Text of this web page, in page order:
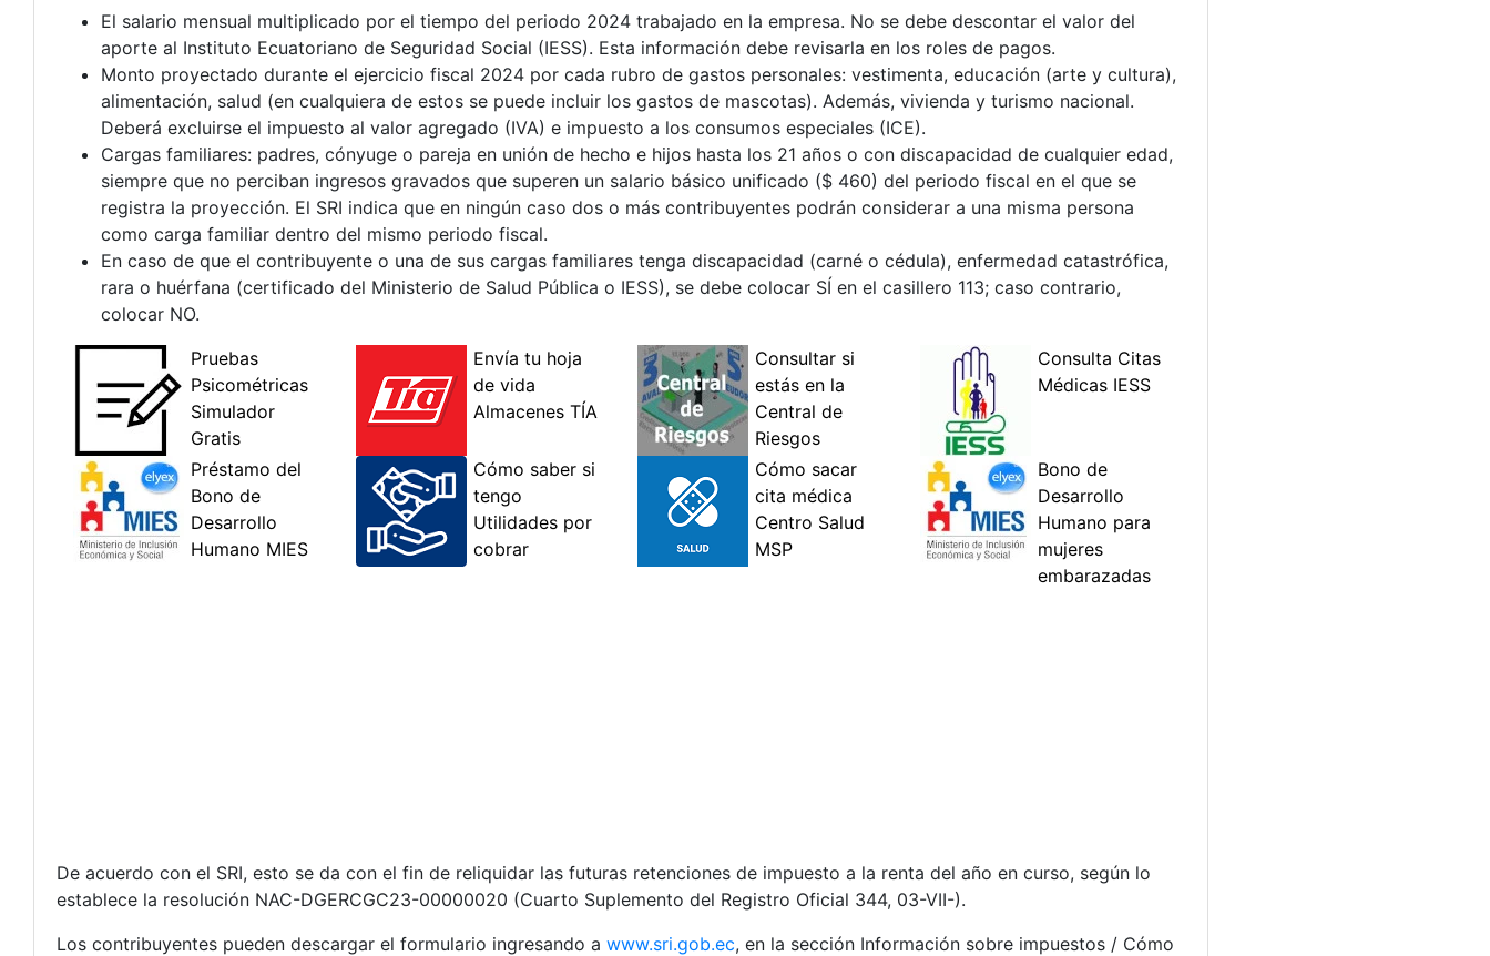
El salario mensual multiplicado por el tiempo del periodo 2024 trabajado en la empresa. No se debe descontar el valor del
aporte al Instituto Ecuatoriano de Seguridad Social (IESS). Esta información debe revisarla en los roles de pagos.
Monto proyectado durante el ejercicio fiscal 2024 por cada rubro de gastos personales: vestimenta, educación (arte y cultura),
alimentación, salud (en cualquiera de estos se puede incluir los gastos de mascotas). Además, vivienda y turismo nacional.
Deberá excluirse el impuesto al valor agregado (IVA) e impuesto a los consumos especiales (ICE).
Cargas familiares: padres, cónyuge o pareja en unión de hecho e hijos hasta los 21 años o con discapacidad de cualquier edad,
siempre que no perciban ingresos gravados que superen un salario básico unificado ($ 460) del periodo fiscal en el que se
registra la proyección. El SRI indica que en ningún caso dos o más contribuyentes podrán considerar a una misma persona
como carga familiar dentro del mismo periodo fiscal.
En caso de que el contribuyente o una de sus cargas familiares tenga discapacidad (carné o cédula), enfermedad catastrófica,
rara o huérfana (certificado del Ministerio de Salud Pública o IESS), se debe colocar SÍ en el casillero 113; caso contrario,
colocar NO.
De acuerdo con el SRI, esto se da con el fin de reliquidar las futuras retenciones de impuesto a la renta del año en curso, según lo
establece la resolución NAC-DGERCGC23-00000020 (Cuarto Suplemento del Registro Oficial 344, 03-VII-).
Los contribuyentes pueden descargar el formulario ingresando a www.sri.gob.ec, en la sección Información sobre impuestos / Cómo